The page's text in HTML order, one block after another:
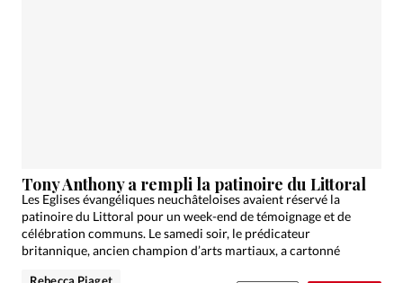
Devise:CHF
RUBRIQUES
Tous les articles
Actualité chrétienne
Actualité internationale
Chronique
Culture
Tony Anthony a rempli la patinoire du Littoral
Les Eglises évangéliques neuchâteloises avaient réservé la
patinoire du Littoral pour un week-end de témoignage et de
célébration communs. Le samedi soir, le prédicateur
britannique, ancien champion d’arts martiaux, a cartonné